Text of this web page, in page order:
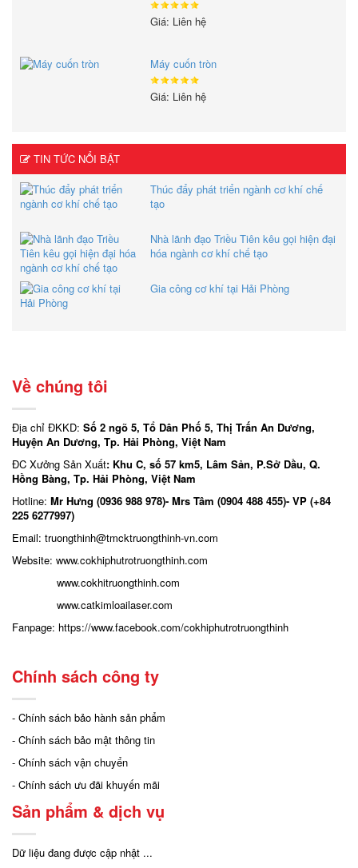
Giá: Liên hệ
Máy cuốn tròn
Giá: Liên hệ
TIN TỨC NỔI BẬT
Thúc đẩy phát triển ngành cơ khí chế
tạo
Nhà lãnh đạo Triều Tiên kêu gọi hiện đại
hóa ngành cơ khí chế tạo
Gia công cơ khí tại Hải Phòng
Về chúng tôi
Địa chỉ ĐKKD: Số 2 ngõ 5, Tổ Dân Phố 5, Thị Trấn An Dương,
Huyện An Dương, Tp. Hải Phòng, Việt Nam
ĐC Xưởng Sản Xuất: Khu C, số 57 km5, Lâm Sản, P.Sở Dầu, Q.
Hồng Bàng, Tp. Hải Phòng, Việt Nam
Hotline: Mr Hưng (0936 988 978)- Mrs Tâm (0904 488 455)- VP (+84
225 6277997)
Email: truongthinh@tmcktruongthinh-vn.com
Website: www.cokhiphutrotruongthinh.com
www.cokhitruongthinh.com
www.catkimloailaser.com
Fanpage: https://www.facebook.com/cokhiphutrotruongthinh
Chính sách công ty
- Chính sách bảo hành sản phẩm
- Chính sách bảo mật thông tin
- Chính sách vận chuyển
- Chính sách ưu đãi khuyến mãi
Sản phẩm & dịch vụ
Dữ liệu đang được cập nhật ...